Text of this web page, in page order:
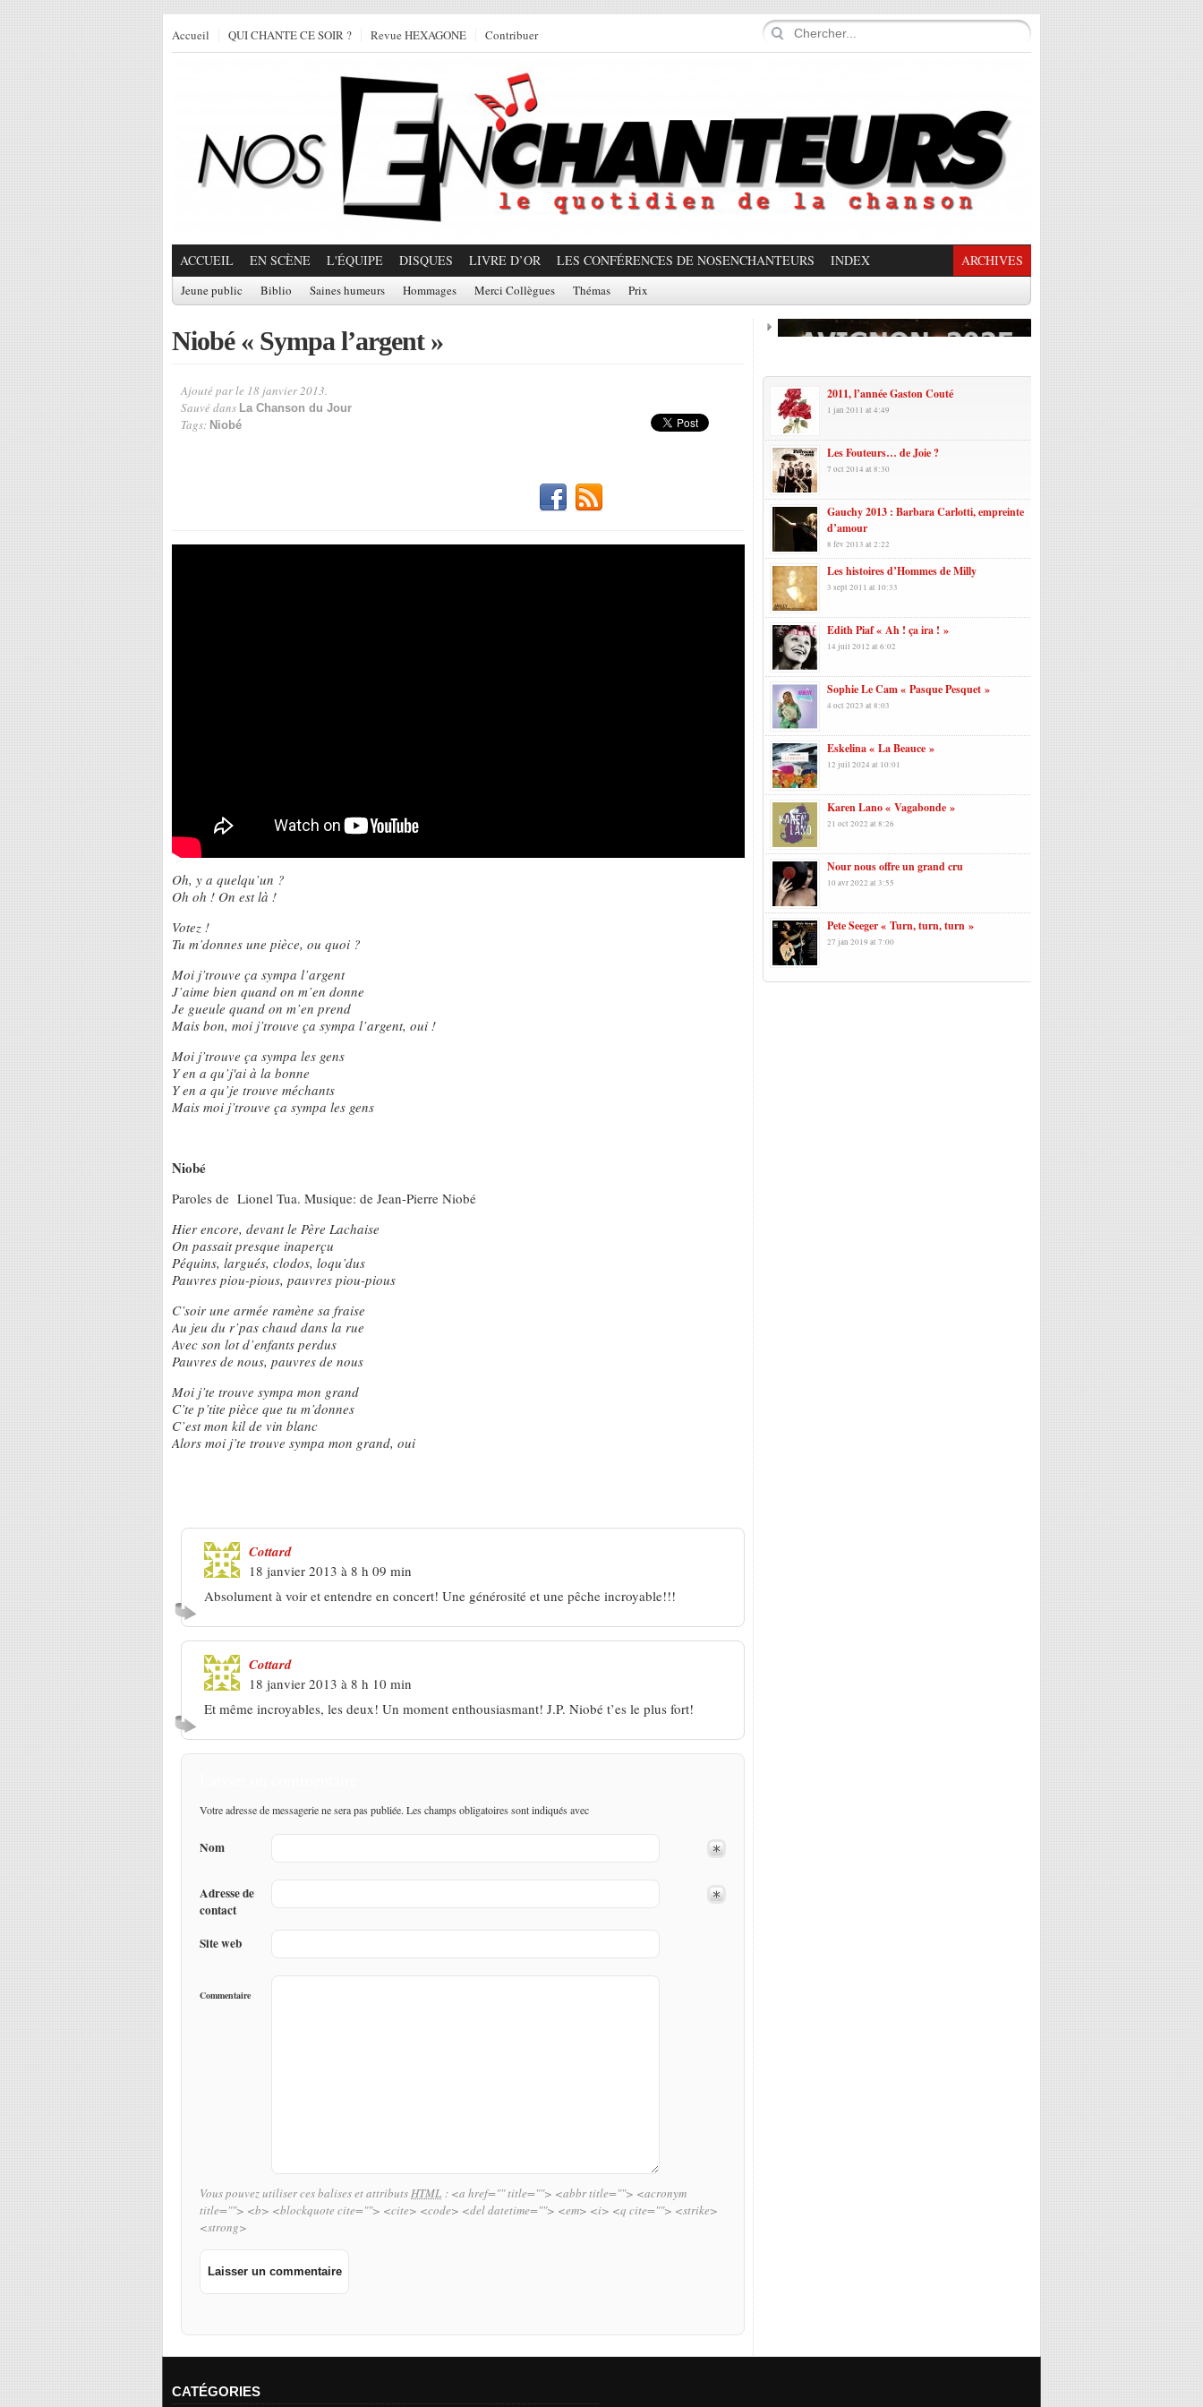
Accueil QUI CHANTE CE SOIR ? Revue HEXAGONE Contribuer
ACCUEIL EN SCÈNE L'ÉQUIPE DISQUES LIVRE D’OR LES CONFÉRENCES DE NOSENCHANTEURS INDEX ARCHIVES
Jeune public Biblio Saines humeurs Hommages Merci Collègues Thémas Prix
Niobé « Sympa l’argent »
Ajouté parle 18 janvier 2013.
Sauvé dans La Chanson du Jour
Tags: Niobé
Oh, y a quelqu’un ?
Oh oh ! On est là !
Votez !
Tu m’donnes une pièce, ou quoi ?
Moi j’trouve ça sympa l’argent
J’aime bien quand on m’en donne
Je gueule quand on m’en prend
Mais bon, moi j’trouve ça sympa l’argent, oui !
Moi j’trouve ça sympa les gens
Y en a qu’j'ai à la bonne
Y en a qu’je trouve méchants
Mais moi j’trouve ça sympa les gens
Niobé
Paroles de Lionel Tua. Musique: de Jean-Pierre Niobé
Hier encore, devant le Père Lachaise
On passait presque inaperçu
Péquins, largués, clodos, loqu’dus
Pauvres piou-pious, pauvres piou-pious
C’soir une armée ramène sa fraise
Au jeu du r’pas chaud dans la rue
Avec son lot d’enfants perdus
Pauvres de nous, pauvres de nous
Moi j’te trouve sympa mon grand
C’te p’tite pièce que tu m’donnes
C’est mon kil de vin blanc
Alors moi j’te trouve sympa mon grand, oui
Cottard
18 janvier 2013 à 8 h 09 min
Absolument à voir et entendre en concert! Une générosité et une pêche incroyable!!!
Cottard
18 janvier 2013 à 8 h 10 min
Et même incroyables, les deux! Un moment enthousiasmant! J.P. Niobé t’es le plus fort!
Votre adresse de messagerie ne sera pas publiée. Les champs obligatoires sont indiqués avec
Nom
Adresse de
contact
Site web
Commentaire
Vous pouvez utiliser ces balises et attributsHTML : <a href="" title=""> <abbr title=""> <acronym
title=""> <b> <blockquote cite=""> <cite> <code> <del datetime=""> <em> <i> <q cite=""> <strike>
<strong>
2011, l’année Gaston Couté
1 jan 2011 at 4:49
Les Fouteurs… de Joie ?
7 oct 2014 at 8:30
Gauchy 2013 : Barbara Carlotti, empreinte
d’amour
8 fév 2013 at 2:22
Les histoires d’Hommes de Milly
3 sept 2011 at 10:33
Edith Piaf « Ah ! ça ira ! »
14 juil 2012 at 6:02
Sophie Le Cam « Pasque Pesquet »
4 oct 2023 at 8:03
Eskelina « La Beauce »
12 juil 2024 at 10:01
Karen Lano « Vagabonde »
21 oct 2022 at 8:26
Nour nous offre un grand cru
10 avr 2022 at 3:55
Pete Seeger « Turn, turn, turn »
27 jan 2019 at 7:00
CATÉGORIES